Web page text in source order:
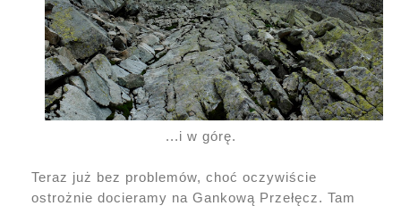
...i w górę.
Teraz już bez problemów, choć oczywiście
ostrożnie docieramy na Gankową Przełęcz. Tam